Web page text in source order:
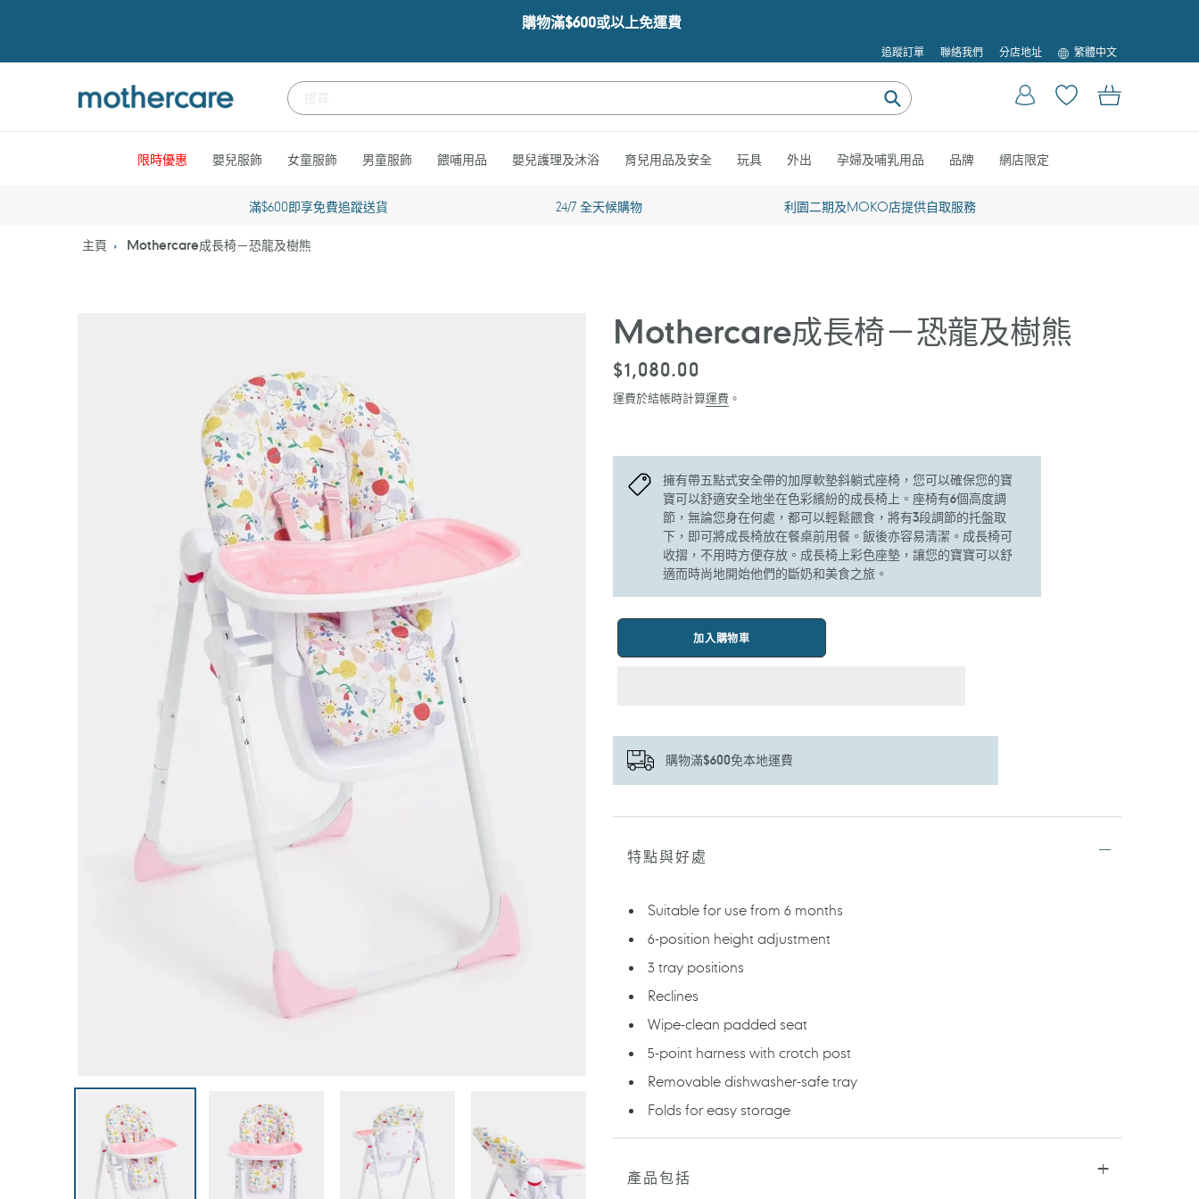
容
購物滿$600或以上免運費
追蹤訂單 聯絡我們 分店地址
語
言
繁體中文
提
登入 購物車
限時優惠 嬰兒服飾 女童服飾 男童服飾 餵哺用品 嬰兒護理及沐浴 育兒用品及安全 玩具 外出 孕婦及哺乳用品 品牌 網店限定
滿$600即享免費追蹤送貨 24/7 全天候購物 利園二期及MOKO店提供自取服務
主頁 Mothercare成長椅－恐龍及樹熊
Mothercare成長椅－恐龍及樹熊
定
價
$1,080.00
運費於結帳時計算運費 。
擁有帶五點式安全帶的加厚軟墊斜躺式座椅，您可以確保您的寶
寶可以舒適安全地坐在色彩繽紛的成長椅上。座椅有6個高度調
節，無論您身在何處，都可以輕鬆餵食，將有3段調節的托盤取
下，即可將成長椅放在餐桌前用餐。飯後亦容易清潔。成長椅可
收摺，不用時方便存放。成長椅上彩色座墊，讓您的寶寶可以舒
適而時尚地開始他們的斷奶和美食之旅。
加入購物車
購物滿$600免本地運費
正
特點與好處
Suitable for use from 6 months
6-position height adjustment
3 tray positions
Reclines
Wipe-clean padded seat
5-point harness with crotch post
Removable dishwasher-safe tray
Folds for easy storage
產品包括